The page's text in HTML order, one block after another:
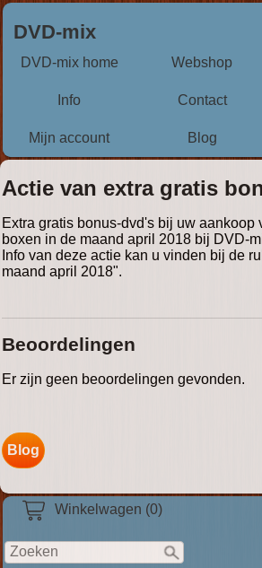
DVD-mix
DVD-mix home Webshop
Info Contact
Mijn account Blog
Winkelwagen (0)
Actie van extra gratis
Extra gratis bonus-dvd's bij uw aankoop
boxen in de maand april 2018 bij DVD-
Info van deze actie kan u vinden bij de
maand april 2018".
Beoordelingen
Er zijn geen beoordelingen gevonden.
Blog